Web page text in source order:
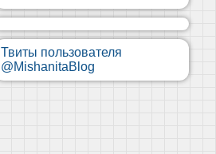
Твиты пользователя
@MishanitaBlog